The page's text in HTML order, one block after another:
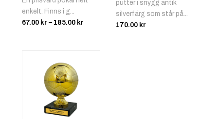
enkelt. Finns i g...
67.00 kr – 185.00 krPrisintervall:
putter i snygg antik
silverfärg som står på...
170.00 kr